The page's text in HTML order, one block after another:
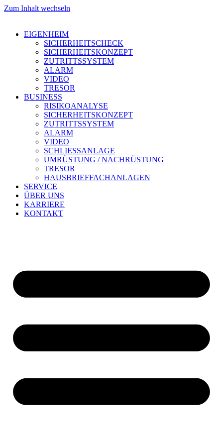
Zum Inhalt wechseln
EIGENHEIM
SICHERHEITSCHECK
SICHERHEITSKONZEPT
ZUTRITTSSYSTEM
ALARM
VIDEO
TRESOR
BUSINESS
RISIKOANALYSE
SICHERHEITSKONZEPT
ZUTRITTSSYSTEM
ALARM
VIDEO
SCHLIESSANLAGE
UMRÜSTUNG / NACHRÜSTUNG
TRESOR
HAUSBRIEFFACHANLAGEN
SERVICE
ÜBER UNS
KARRIERE
KONTAKT